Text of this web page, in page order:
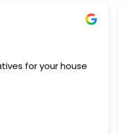
for your house